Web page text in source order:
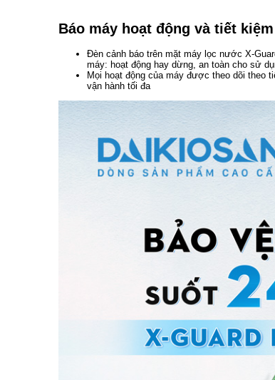
Báo máy hoạt động và tiết
Đèn cảnh báo trên mặt máy lọc nước X-
máy: hoạt động hay dừng, an toàn cho sử
Mọi hoạt động của máy được theo dõi theo
vận hành tối đa